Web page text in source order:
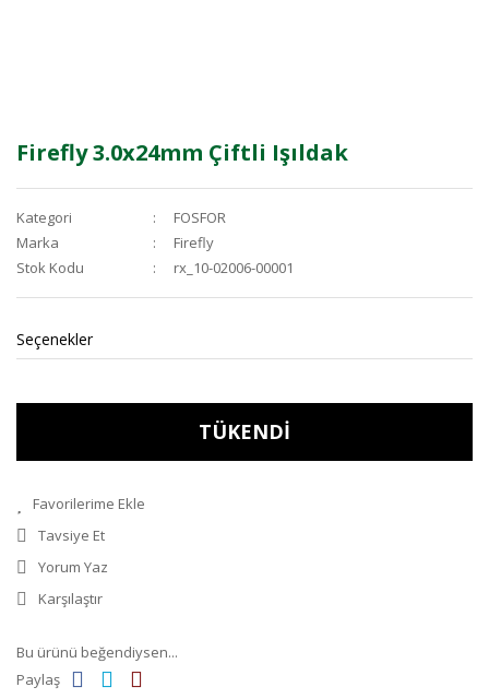
Firefly 3.0x24mm Çiftli Işıldak
Kategori
FOSFOR
Marka
Firefly
Stok Kodu
rx_10-02006-00001
Seçenekler
TÜKENDİ
Tavsiye Et
Yorum Yaz
Karşılaştır
Bu ürünü beğendiysen...
Paylaş